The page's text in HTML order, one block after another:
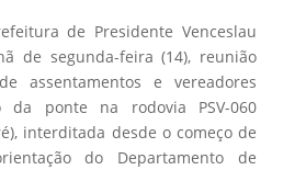
de Presidente Venceslau
de segunda-feira (14), reunião
assentamentos e vereadores
da ponte na rodovia PSV-060
interditada desde o começo de
do Departamento de